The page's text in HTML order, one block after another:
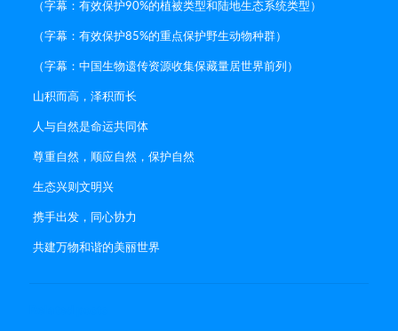
（字幕：有效保护90%的植被类型和陆地生态系统类型）
（字幕：有效保护85%的重点保护野生动物种群）
（字幕：中国生物遗传资源收集保藏量居世界前列）
山积而高，泽积而长
人与自然是命运共同体
尊重自然，顺应自然，保护自然
生态兴则文明兴
携手出发，同心协力
共建万物和谐的美丽世界